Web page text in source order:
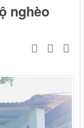
nghèo